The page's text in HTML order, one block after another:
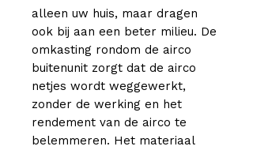
alleen uw huis, maar dragen
ook bij aan een beter milieu. De
omkasting rondom de airco
buitenunit zorgt dat de airco
netjes wordt weggewerkt,
zonder de werking en het
rendement van de airco te
belemmeren. Het materiaal